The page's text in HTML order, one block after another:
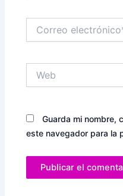
electrónico*
Guarda mi nombre,
este navegador para la